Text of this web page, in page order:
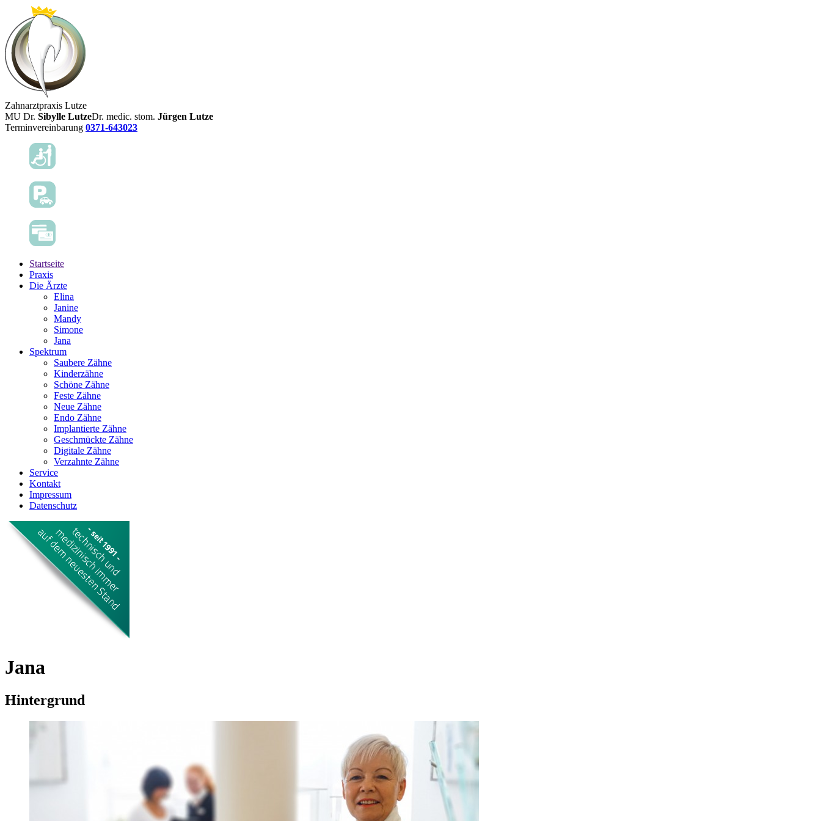
Zahnarztpraxis Lutze
MU Dr. Sibylle LutzeDr. medic. stom. Jürgen Lutze
Terminvereinbarung 0371-643023
Startseite
Praxis
Die Ärzte
Elina
Janine
Mandy
Simone
Jana
Spektrum
Saubere Zähne
Kinderzähne
Schöne Zähne
Feste Zähne
Neue Zähne
Endo Zähne
Implantierte Zähne
Geschmückte Zähne
Digitale Zähne
Verzahnte Zähne
Service
Kontakt
Impressum
Datenschutz
Jana
Hintergrund